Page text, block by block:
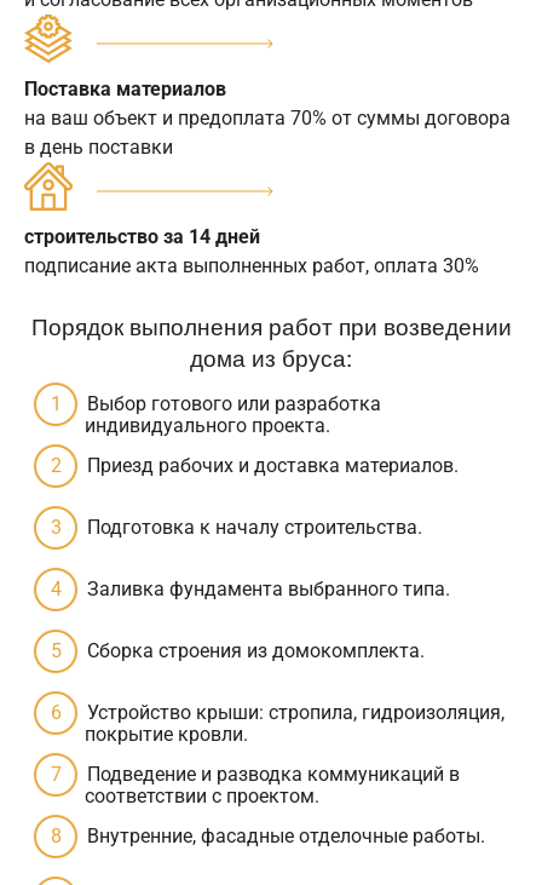
Поставка материалов
на ваш объект и предоплата 70% от суммы договора
в день поставки
строительство за 14 дней
подписание акта выполненных работ, оплата 30%
Порядок выполнения работ при возведении
дома из бруса:
Выбор готового или разработка
индивидуального проекта.
Приезд рабочих и доставка материалов.
Подготовка к началу строительства.
Заливка фундамента выбранного типа.
Сборка строения из домокомплекта.
Устройство крыши: стропила, гидроизоляция,
покрытие кровли.
Подведение и разводка коммуникаций в
соответствии с проектом.
Внутренние, фасадные отделочные работы.